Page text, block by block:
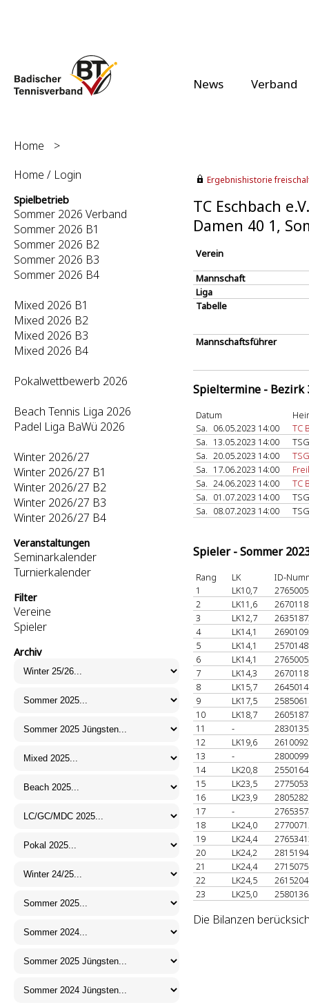
News Verband
Home
>
Home / Login
Spielbetrieb
Sommer 2026 Verband
Sommer 2026 B1
Sommer 2026 B2
Sommer 2026 B3
Sommer 2026 B4
Mixed 2026 B1
Mixed 2026 B2
Mixed 2026 B3
Mixed 2026 B4
Pokalwettbewerb 2026
Beach Tennis Liga 2026
Padel Liga BaWü 2026
Winter 2026/27
Winter 2026/27 B1
Winter 2026/27 B2
Winter 2026/27 B3
Winter 2026/27 B4
Veranstaltungen
Seminarkalender
Turnierkalender
Filter
Vereine
Spieler
Archiv
Ergebnishistorie
TC Eschbach
Damen 40 1,
Verein
Mannschaft
Liga
Tabelle
Mannschaftsführer
Spieltermine - Bezirk
Datum
Sa. 06.05.2023 14:00
TC
Sa. 13.05.2023 14:00
Sa. 20.05.2023 14:00
Sa. 17.06.2023 14:00
Sa. 24.06.2023 14:00
TC
Sa. 01.07.2023 14:00
Sa. 08.07.2023 14:00
Spieler - Sommer
Rang LK
ID-
1
LK10,7
2
LK11,6
3
LK12,7
4
LK14,1
5
LK14,1
6
LK14,1
7
LK14,3
8
LK15,7
9
LK17,5
10
LK18,7
11
-
12
LK19,6
13
-
14
LK20,8
15
LK23,5
16
LK23,9
17
-
18
LK24,0
19
LK24,4
20
LK24,2
21
LK24,4
22
LK24,5
23
LK25,0
Die Bilanzen